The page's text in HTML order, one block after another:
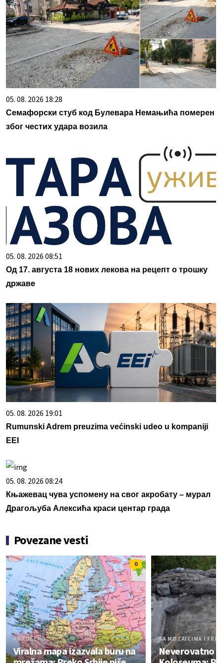
05. 08. 2026 18:28
Семафорски стуб код Булевара Немањића померен
због честих удара возила
05. 08. 2026 08:51
Од 17. августа 18 нових лекова на рецепт о трошку
државе
05. 08. 2026 19:01
Rumunski Adrem preuzima većinski udeo u kompaniji
EEI
05. 08. 2026 08:24
Књажевац чува успомену на свог акробату – мурал
Драгoљуба Алексића краси центар града
Povezane vesti
0
AKTUELNO
Viralna mapa izazvala buru na
SA MOZAICIMA I
Neverovatno